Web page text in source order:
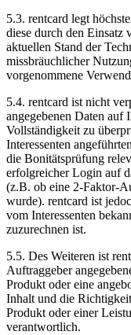
5.3. rentcard legt
diese durch den Einsatz
aktuellen Stand der
missbräuchlicher
vorgenommene
5.4. rentcard ist nicht
angegebenen Daten auf
Vollständigkeit zu
Interessenten
die Bonitätsprüfung
erfolgreicher Login auf
(z.B. ob eine 2-Faktor-
wurde). rentcard ist
vom Interessenten
zuzurechnen ist.
5.5. Des Weiteren ist
Auftraggeber
Produkt oder eine
Inhalt und die
Produkt oder einer
verantwortlich.